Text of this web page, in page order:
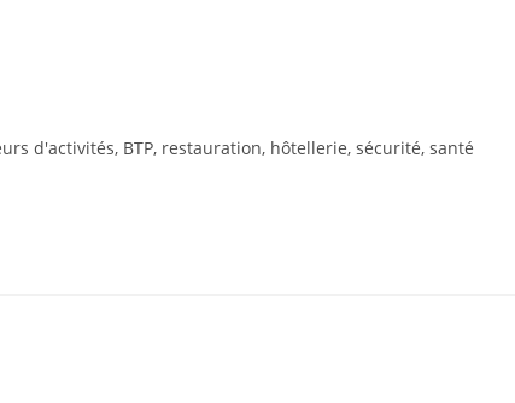
d'activités, BTP, restauration, hôtellerie, sécurité, santé